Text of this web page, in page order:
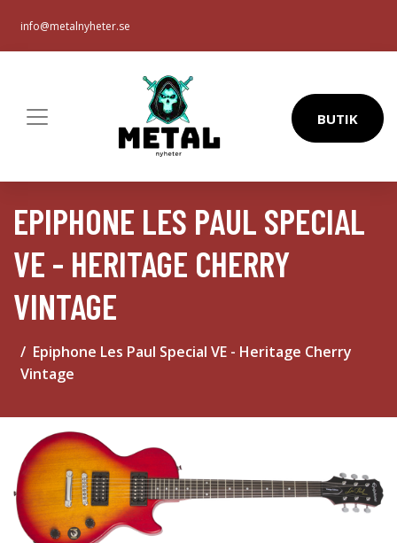
info@metalnyheter.se
BUTIK
EPIPHONE LES PAUL SPECIAL
VE - HERITAGE CHERRY
VINTAGE
Epiphone Les Paul Special VE - Heritage Cherry
Vintage